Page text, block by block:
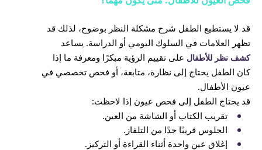
قد لا يستطيع الطفل شرح مشكلة النظر بوضوح، لذلك قد
تظهر العلامات في السلوك اليومي أو الدراسة. يساعد
كشف نظر للأطفال على تقييم الرؤية مبكرًا ومعرفة ما إذا
كان الطفل يحتاج إلى نظارة، متابعة، أو فحص تخصصي في
عيون الأطفال.
قد يحتاج الطفل إلى فحص عيون إذا لاحظت:
تقريب الكتاب أو الشاشة من العين.
الجلوس قريبًا جدًا من التلفاز.
إغلاق عين واحدة أثناء القراءة أو التركيز.